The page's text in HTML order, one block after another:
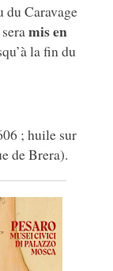
du Caravage
mis en
la fin du
; huile sur
de Brera).